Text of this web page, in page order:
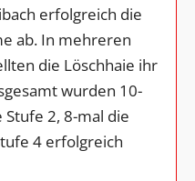
erfolgreich die
ab. In mehreren
die Löschhaie ihr
wurden 10-
2, 8-mal die
4 erfolgreich